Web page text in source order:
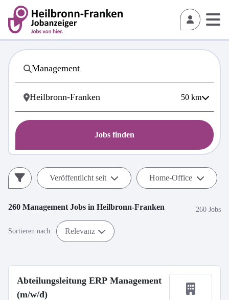
50 km
Jobs finden
Veröffentlicht seit Home-Office
260 Management Jobs in Heilbronn-Franken 260 Jobs
Sortieren nach: Relevanz
Abteilungsleitung ERP Management
(m/w/d)